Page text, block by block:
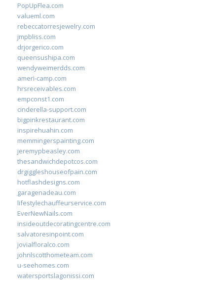
PopUpFlea.com
valueml.com
rebeccatorresjewelry.com
jmpbliss.com
drjorgerico.com
queensushipa.com
wendyweimerdds.com
ameri-camp.com
hrsreceivables.com
empconst1.com
cinderella-support.com
bigpinkrestaurant.com
inspirehuahin.com
memmingerspainting.com
jeremypbeasley.com
thesandwichdepotcos.com
drgiggleshouseofpain.com
hotflashdesigns.com
garagenadeau.com
lifestylechauffeurservice.com
EverNewNails.com
insideoutdecoratingcentre.com
salvatoresinpoint.com
jovialfloralco.com
johnlscotthometeam.com
u-seehomes.com
watersportslagonissi.com